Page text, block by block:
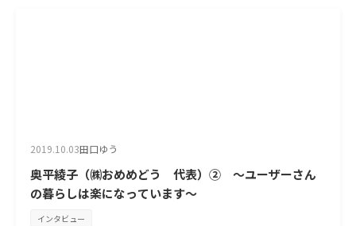
2019.10.03田口ゆう
奥平綾子（㈱おめめどう 代表）② ～ユーザーさん
の暮らしは楽になっています～
インタビュー